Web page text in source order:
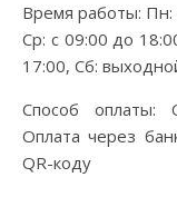
Время работы: Пн:
Ср: с 09:00 до
17:00, Сб:
Способ оплаты:
Оплата через
QR-коду